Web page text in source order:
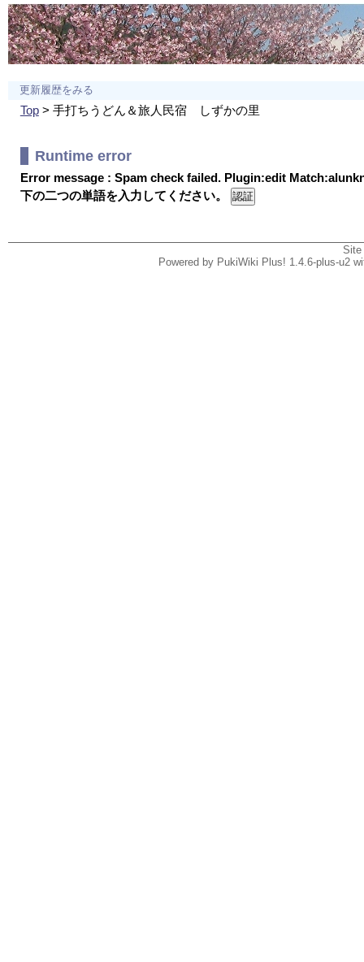
更新履歴をみる
Top> 手打ちうどん＆旅人民宿 しずかの里
Runtime error
Error message : Spam check failed. Plugin:edit
下の二つの単語を入力してください。
Powered by PukiWiki Plus! 1.4.6-plus-u2